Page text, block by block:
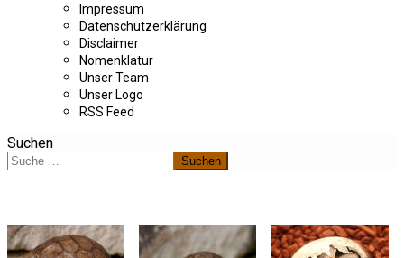
Impressum
Datenschutzerklärung
Disclaimer
Nomenklatur
Unser Team
Unser Logo
RSS Feed
Suchen
Suchen